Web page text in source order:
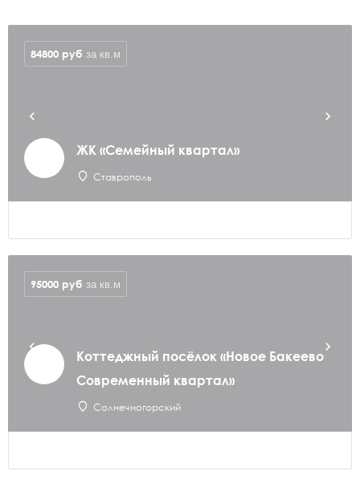
ЖК «Семейный квартал»
Ставрополь
84800 руб за кв.м
Коттеджный посёлок «Новое Бакеево
Современный квартал»
Солнечногорский
95000 руб за кв.м